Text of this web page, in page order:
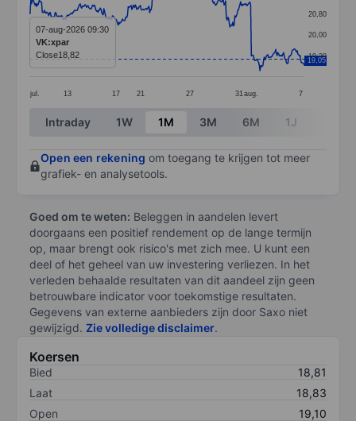
Line chart with 385 data points.
The chart has 1 X axis displaying categories.
The chart has 1 Y axis displaying values. Data
jul. 13 17 21 27 31 aug. 7
19,20
20,00
20,80
19,05
07-aug-2026 09:30
VK:xpar
Close18,82
End of interactive chart.
Intraday 1W 1M 3M 6M 1J
Open een rekening om toegang te krijgen tot meer
grafiek- en analysetools.
Goed om te weten: Beleggen in aandelen levert
doorgaans een positief rendement op de lange termijn
op, maar brengt ook risico's met zich mee. U kunt een
deel of het geheel van uw investering verliezen. In het
verleden behaalde resultaten van dit aandeel zijn geen
betrouwbare indicator voor toekomstige resultaten.
Gegevens van externe aanbieders zijn door Saxo niet
gewijzigd. Zie volledige disclaimer.
Koersen
Bied
18,81
Laat
18,83
Open
19,10